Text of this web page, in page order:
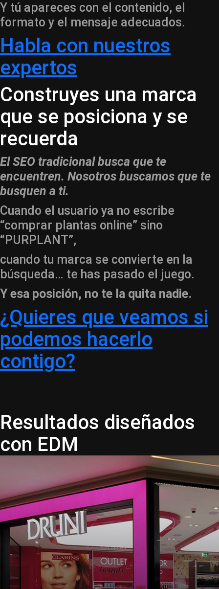
Y tú apareces con el contenido, el
formato y el mensaje adecuados.
Habla con nuestros
expertos
Construyes una marca
que se posiciona y se
recuerda
El SEO tradicional busca que te
encuentren. Nosotros buscamos que te
busquen a ti.
Cuando el usuario ya no escribe
“comprar plantas online” sino
“PURPLANT”,
cuando tu marca se convierte en la
búsqueda… te has pasado el juego.
Y esa posición, no te la quita nadie.
¿Quieres que veamos si
podemos hacerlo
contigo?
Resultados diseñados
con EDM